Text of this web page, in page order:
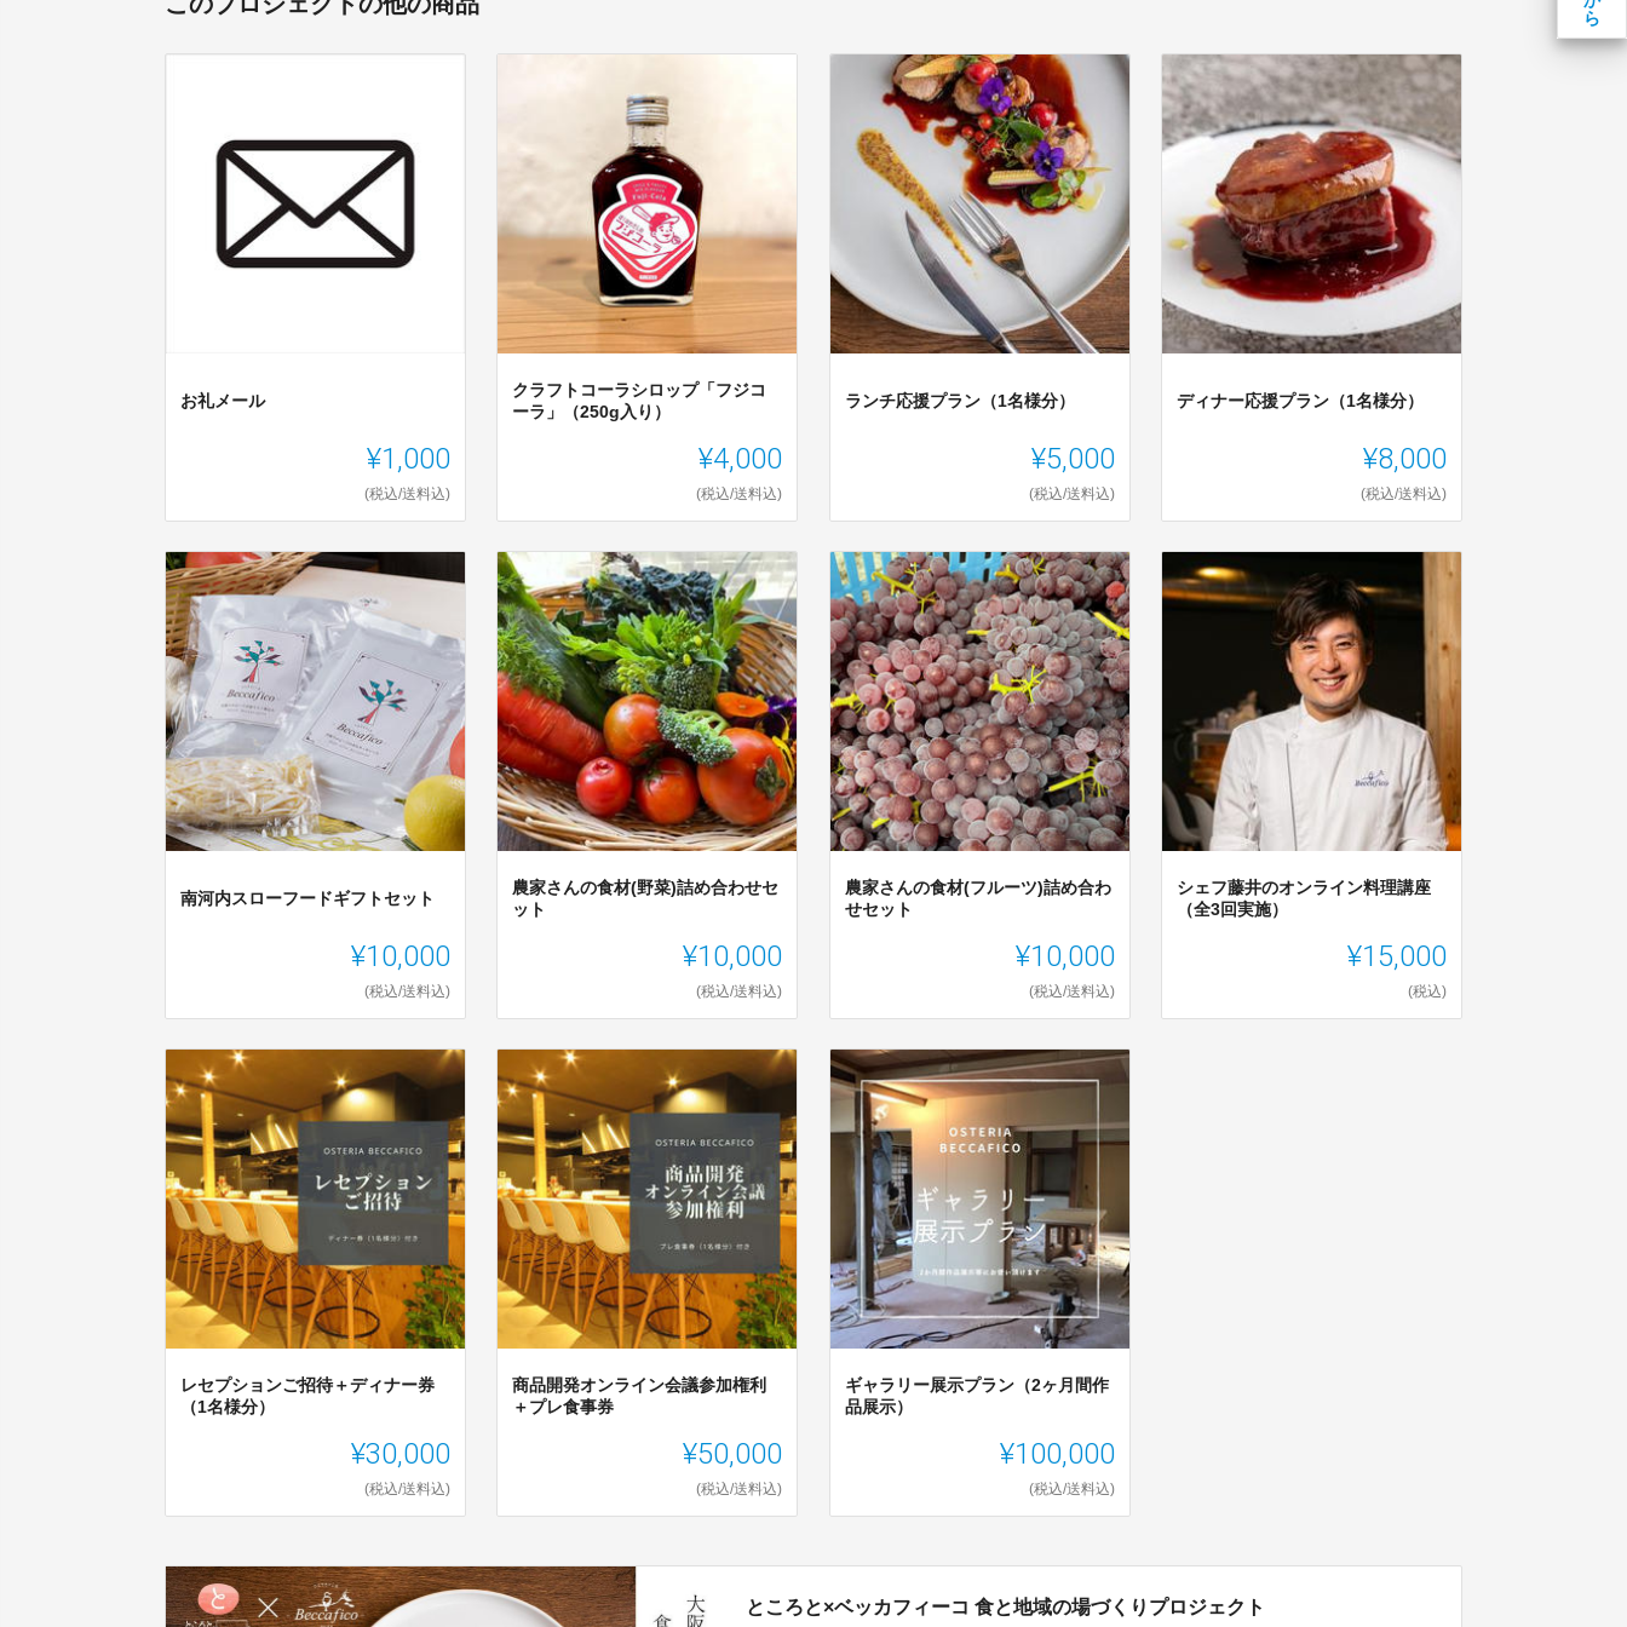
お礼メール
¥1,000
(税込/送料込)
クラフトコーラシロップ「フジコ
ーラ」（250g入り）
¥4,000
(税込/送料込)
ランチ応援プラン（1名様分）
¥5,000
(税込/送料込)
ディナー応援プラン（1名様分）
¥8,000
(税込/送料込)
南河内スローフードギフトセット
¥10,000
(税込/送料込)
農家さんの食材(野菜)詰め合わせセ
ット
¥10,000
(税込/送料込)
農家さんの食材(フルーツ)詰め合わ
せセット
¥10,000
(税込/送料込)
シェフ藤井のオンライン料理講座
（全3回実施）
¥15,000
(税込)
レセプションご招待＋ディナー券
（1名様分）
¥30,000
(税込/送料込)
商品開発オンライン会議参加権利
＋プレ食事券
¥50,000
(税込/送料込)
ギャラリー展示プラン（2ヶ月間作
品展示）
¥100,000
(税込/送料込)
ところと×ベッカフィーコ 食と地域の場づくりプロジェクト
ら